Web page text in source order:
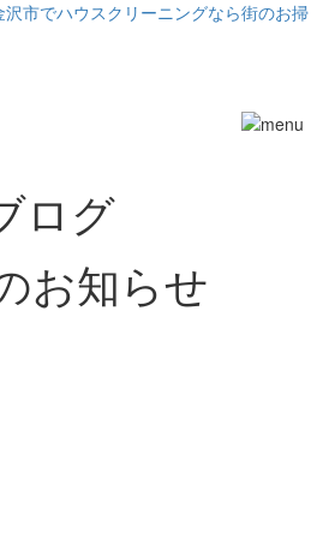
Toggle
お知らせ